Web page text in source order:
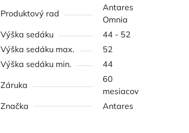
Produktový rad
Antares
Omnia
Výška sedáku
44 - 52
Výška sedáku max.
52
Výška sedáku min.
44
Záruka
60
mesiacov
Značka
Antares